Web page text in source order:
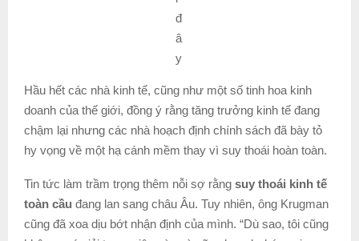
đ
â
y
Hầu hết các nhà kinh tế, cũng như một số tinh hoa kinh
doanh của thế giới, đồng ý rằng tăng trưởng kinh tế đang
chậm lại nhưng các nhà hoạch định chính sách đã bày tỏ
hy vọng về một hạ cánh mềm thay vì suy thoái hoàn toàn.
Tin tức làm trầm trọng thêm nỗi sợ rằng suy thoái kinh tế
toàn cầu đang lan sang châu Âu. Tuy nhiên, ông Krugman
cũng đã xoa dịu bớt nhận định của mình. “Dù sao, tôi cũng